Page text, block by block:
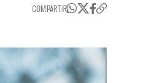
COMPARTIR